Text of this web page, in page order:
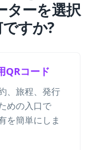
ターを選択
すか?
QRコード
、旅程、発行
めの入口で
を簡単にしま